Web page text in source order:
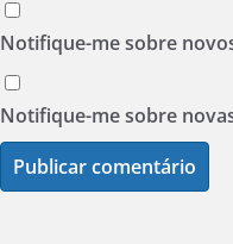
Notifique-me sobre
Notifique-me sobre